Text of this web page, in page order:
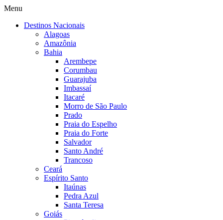
Menu
Destinos Nacionais
Alagoas
Amazônia
Bahia
Arembepe
Corumbau
Guarajuba
Imbassaí
Itacaré
Morro de São Paulo
Prado
Praia do Espelho
Praia do Forte
Salvador
Santo André
Trancoso
Ceará
Espírito Santo
Itaúnas
Pedra Azul
Santa Teresa
Goiás